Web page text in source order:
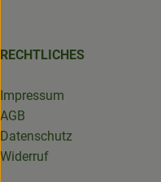
RECHTLICHES
Impressum
AGB
Datenschutz
Widerruf